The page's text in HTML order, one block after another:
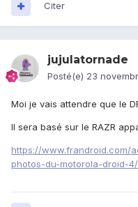
Citer
jujulatornade
Posté(e) 23
Moi je vais attendre que le
Il sera basé sur le RAZR
https://www.frandroid.com/
photos-du-motorola-droid-4/